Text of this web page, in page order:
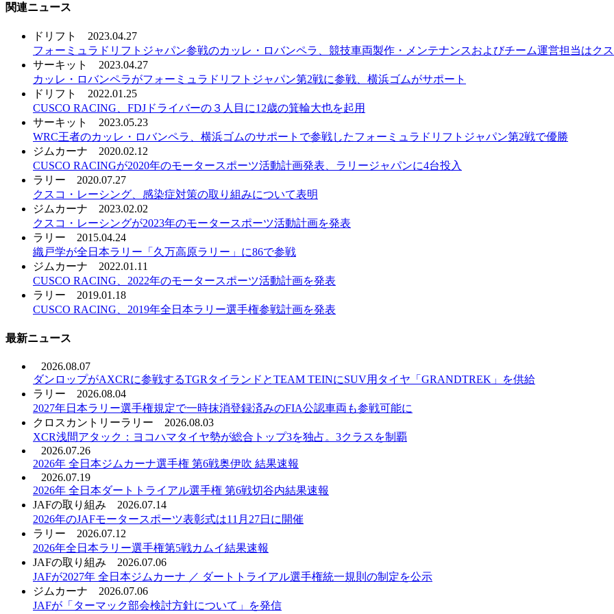
関連ニュース
ドリフト
2023.04.27
フォーミュラドリフトジャパン参戦のカッレ・ロバンペラ、競技車両製作・メンテナンスおよびチーム運営担当はク
サーキット
2023.04.27
カッレ・ロバンペラがフォーミュラドリフトジャパン第2戦に参戦、横浜ゴムがサポート
ドリフト
2022.01.25
CUSCO RACING、FDJドライバーの３人目に12歳の箕輪大也を起用
サーキット
2023.05.23
WRC王者のカッレ・ロバンペラ、横浜ゴムのサポートで参戦したフォーミュラドリフトジャパン第2戦で優勝
ジムカーナ
2020.02.12
CUSCO RACINGが2020年のモータースポーツ活動計画発表、ラリージャパンに4台投入
ラリー
2020.07.27
クスコ・レーシング、感染症対策の取り組みについて表明
ジムカーナ
2023.02.02
クスコ・レーシングが2023年のモータースポーツ活動計画を発表
ラリー
2015.04.24
織戸学が全日本ラリー「久万高原ラリー」に86で参戦
ジムカーナ
2022.01.11
CUSCO RACING、2022年のモータースポーツ活動計画を発表
ラリー
2019.01.18
CUSCO RACING、2019年全日本ラリー選手権参戦計画を発表
最新ニュース
2026.08.07
ダンロップがAXCRに参戦するTGRタイランドとTEAM TEINにSUV用タイヤ「GRANDTREK」を供給
ラリー
2026.08.04
2027年日本ラリー選手権規定で一時抹消登録済みのFIA公認車両も参戦可能に
クロスカントリーラリー
2026.08.03
XCR浅間アタック：ヨコハマタイヤ勢が総合トップ3を独占。3クラスを制覇
2026.07.26
2026年 全日本ジムカーナ選手権 第6戦奥伊吹 結果速報
2026.07.19
2026年 全日本ダートトライアル選手権 第6戦切谷内結果速報
JAFの取り組み
2026.07.14
2026年のJAFモータースポーツ表彰式は11月27日に開催
ラリー
2026.07.12
2026年全日本ラリー選手権第5戦カムイ結果速報
JAFの取り組み
2026.07.06
JAFが2027年 全日本ジムカーナ ／ ダートトライアル選手権統一規則の制定を公示
ジムカーナ
2026.07.06
JAFが「ターマック部会検討方針について」を発信